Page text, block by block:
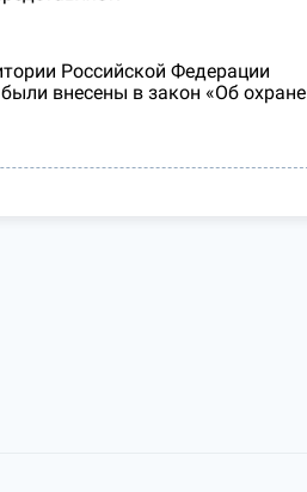
Российской Федерации
внесены в закон «Об охране